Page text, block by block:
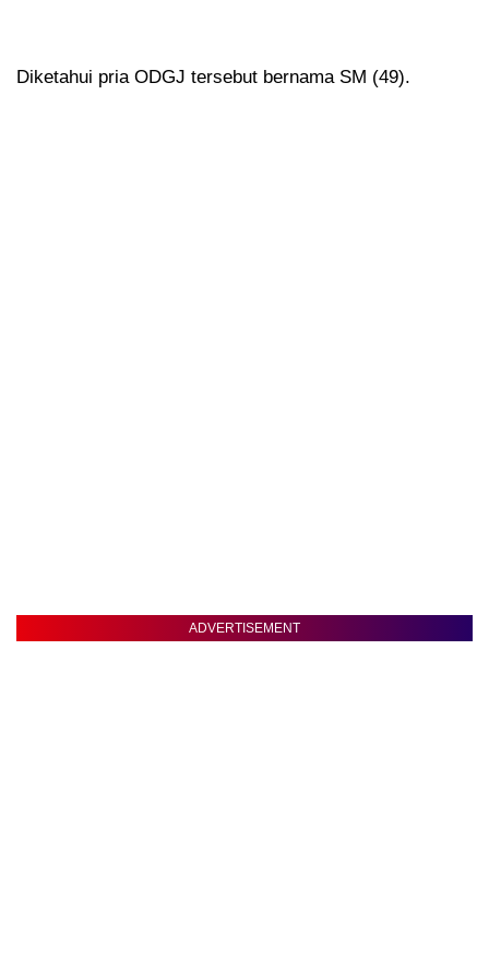
Diketahui pria ODGJ tersebut bernama SM (49).
ADVERTISEMENT